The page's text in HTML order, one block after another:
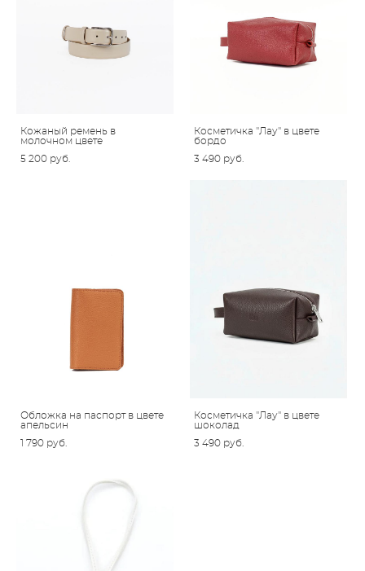
Кожаный ремень в
молочном цвете
5 200 pуб.
Косметичка "Лау" в цвете
бордо
3 490 pуб.
Обложка на паспорт в цвете
апельсин
1 790 pуб.
Косметичка "Лау" в цвете
шоколад
3 490 pуб.